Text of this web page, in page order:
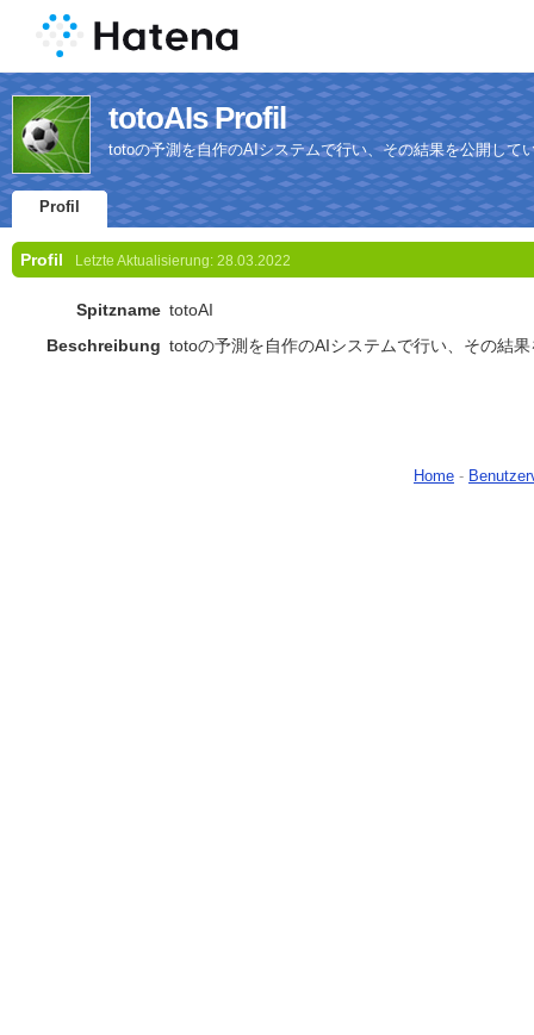
totoAIs Profil
totoの予測を自作のAIシステムで行い、その結果を公開して
Profil
Profil Letzte Aktualisierung: 28.03.2022
Spitzname totoAI
Beschreibung totoの予測を自作のAIシステムで行い、その結
Home -